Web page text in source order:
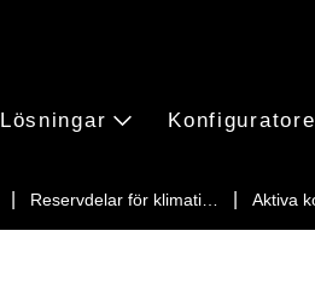
Reservdelar för klimati… Aktiva
Lösningar